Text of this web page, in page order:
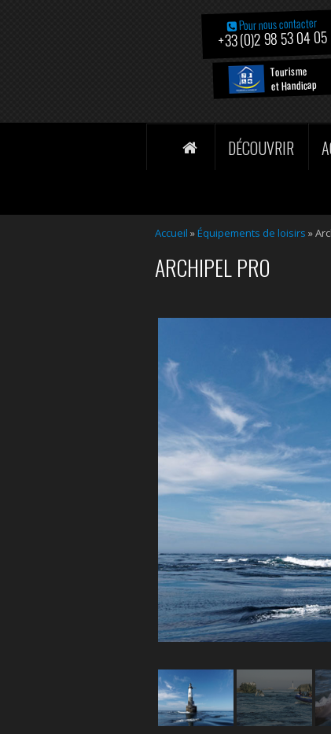
Pour nous contacter
+33 (0)2 98 53 04 05
Tourisme
et Handicap
DÉCOUVRIR
Accueil »Équipements de loisirs »
ARCHIPEL PRO